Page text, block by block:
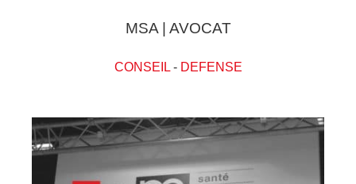
MSA | AVOCAT
CONSEIL- DEFENSE